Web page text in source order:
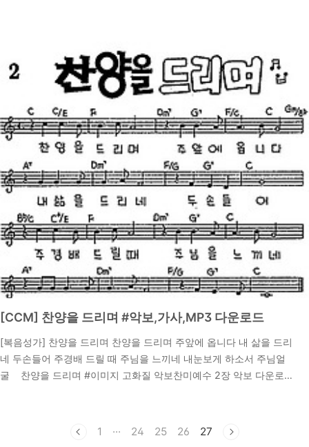
가까이 하시고 충심으로 통회하는 자를 구원하시는도다이 구절은 하
나님이 아픔을 겪는 이들에게 가까이 하신다는 위로의 말씀입니다.
찬양 가사에서 상한 심령을 위로하시고 병든 몸을 고쳐주시는 주님의
임재는, 우리의 고통을 이해하시고 치유하시는 하나님을 나타냅니다.
하나님은 우리의 아픔을 함께 하시며,..
[CCM] 찬양을 드리며 #악보,가사,MP3 다운로드
[복음성가] 찬양을 드리며 찬양을 드리며 주앞에 옵니다 내 삶을 드리
네 두손들어 주경배 드릴 때 주님을 느끼네 내눈보게 하소서 주님얼
굴 찬양을 드리며 #이미지 고화질 악보찬미예수 2장 악보 다운로
우리를 지으신 여호와 앞에 무릎을 꿇자7 그는 우리의 하나님이시요
1 ··· 24 25 26 27